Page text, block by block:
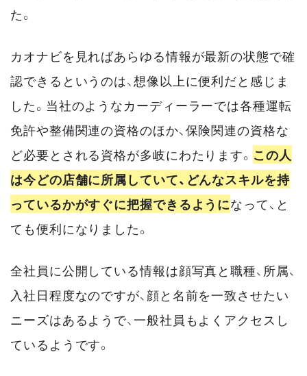
た。
カオナビを見ればあらゆる情報が最新の状態で確
認できるというのは、想像以上に便利だと感じま
した。当社のようなカーディーラーでは各種運転
免許や整備関連の資格のほか、保険関連の資格な
ど必要とされる資格が多岐にわたります。 この人
は今どの店舗に所属していて、どんなスキルを持
っているかがすぐに把握できるようになって、と
ても便利になりました。
全社員に公開している情報は顔写真と職種、所属、
入社日程度なのですが、顔と名前を一致させたい
ニーズはあるようで、一般社員もよくアクセスし
ているようです。